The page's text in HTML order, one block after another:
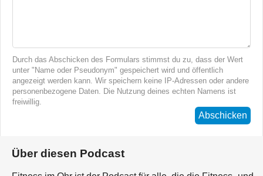
Durch das Abschicken des Formulars stimmst du zu, dass der Wert
unter "Name oder Pseudonym" gespeichert wird und öffentlich
angezeigt werden kann. Wir speichern keine IP-Adressen oder andere
personenbezogene Daten. Die Nutzung deines echten Namens ist
freiwillig.
Abschicken
Über diesen Podcast